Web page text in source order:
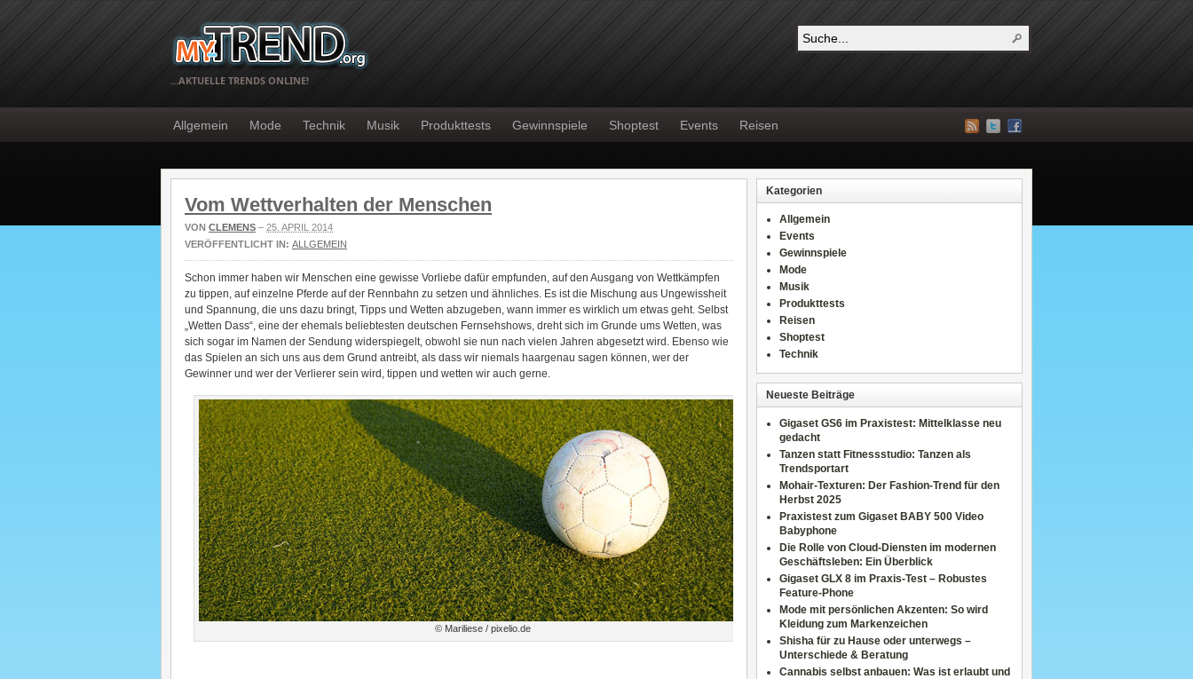
…AKTUELLE TRENDS ONLINE!
Allgemein Mode Technik Musik Produkttests Gewinnspiele Shoptest Events Reisen
Vom Wettverhalten der Menschen
VON CLEMENS – 25. APRIL 2014
VERÖFFENTLICHT IN: ALLGEMEIN
Schon immer haben wir Menschen eine gewisse Vorliebe dafür empfunden, auf den Ausgang von Wettkämpfen
zu tippen, auf einzelne Pferde auf der Rennbahn zu setzen und ähnliches. Es ist die Mischung aus Ungewissheit
und Spannung, die uns dazu bringt, Tipps und Wetten abzugeben, wann immer es wirklich um etwas geht. Selbst
„Wetten Dass“, eine der ehemals beliebtesten deutschen Fernsehshows, dreht sich im Grunde ums Wetten, was
sich sogar im Namen der Sendung widerspiegelt, obwohl sie nun nach vielen Jahren abgesetzt wird. Ebenso wie
das Spielen an sich uns aus dem Grund antreibt, als dass wir niemals haargenau sagen können, wer der
Gewinner und wer der Verlierer sein wird, tippen und wetten wir auch gerne.
© Mariliese / pixelio.de
Kategorien
Allgemein
Events
Gewinnspiele
Mode
Musik
Produkttests
Reisen
Shoptest
Technik
Neueste Beiträge
Gigaset GS6 im Praxistest: Mittelklasse neu
gedacht
Tanzen statt Fitnessstudio: Tanzen als
Trendsportart
Mohair-Texturen: Der Fashion-Trend für den
Herbst 2025
Praxistest zum Gigaset BABY 500 Video
Babyphone
Die Rolle von Cloud-Diensten im modernen
Geschäftsleben: Ein Überblick
Gigaset GLX 8 im Praxis-Test – Robustes
Feature-Phone
Mode mit persönlichen Akzenten: So wird
Kleidung zum Markenzeichen
Shisha für zu Hause oder unterwegs –
Unterschiede & Beratung
Cannabis selbst anbauen: Was ist erlaubt und